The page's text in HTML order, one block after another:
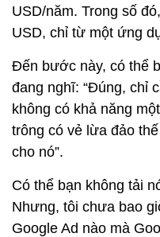
USD/năm. Trong số
USD, chỉ từ một ứng
Đến bước này, có thể
đang nghĩ: “Đúng, chỉ
không có khả năng
trông có vẻ lừa đảo
cho nó”.
Có thể bạn không tải
Nhưng, tôi chưa bao
Google Ad nào mà